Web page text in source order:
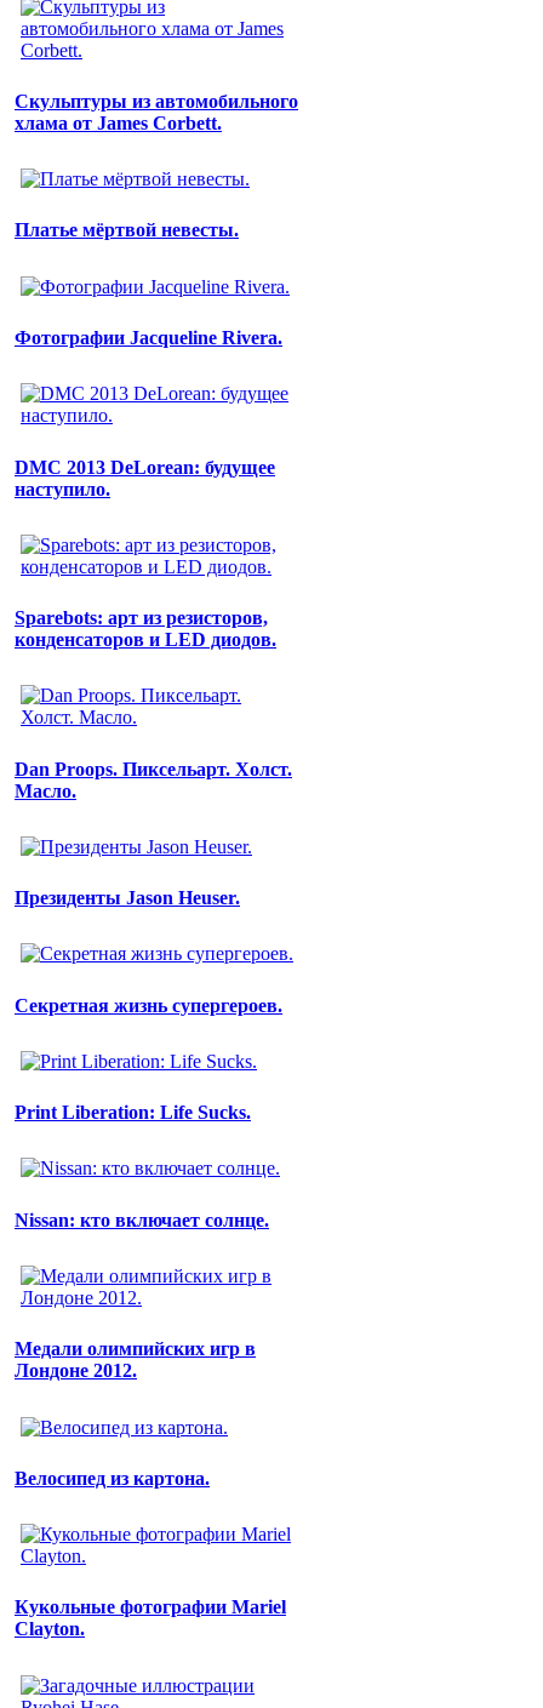
Скульптуры из автомобильного
хлама от James Corbett.
Платье мёртвой невесты.
Фотографии Jacqueline Rivera.
DMC 2013 DeLorean: будущее
наступило.
Sparebots: арт из резисторов,
конденсаторов и LED диодов.
Dan Proops. Пиксельарт. Холст.
Масло.
Президенты Jason Heuser.
Секретная жизнь супергероев.
Print Liberation: Life Sucks.
Nissan: кто включает солнце.
Медали олимпийских игр в
Лондоне 2012.
Велосипед из картона.
Кукольные фотографии Mariel
Clayton.